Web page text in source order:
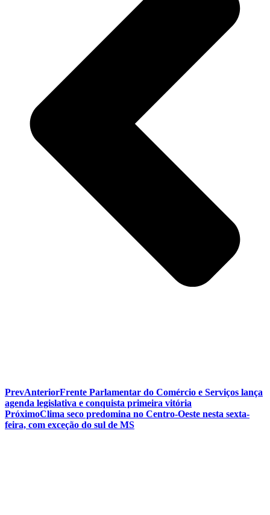
PrevAnteriorFrente Parlamentar do Comércio e Serviços lança
agenda legislativa e conquista primeira vitória
PróximoClima seco predomina no Centro-Oeste nesta sexta-
feira, com exceção do sul de MS